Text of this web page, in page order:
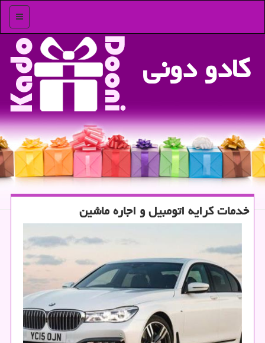
منو
كادو دونی
خدمات كرایه اتومبیل و اجاره ماشین